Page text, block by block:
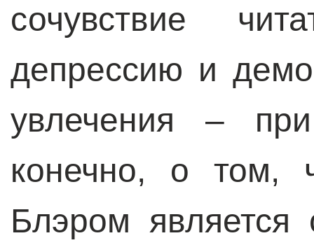
сочувствие
депрессию и
увлечения –
конечно, о том,
Блэром является